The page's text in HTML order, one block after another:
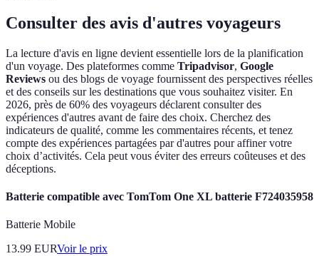
Consulter des avis d'autres voyageurs
La lecture d'avis en ligne devient essentielle lors de la planification
d'un voyage. Des plateformes comme Tripadvisor, Google
Reviews ou des blogs de voyage fournissent des perspectives réelles
et des conseils sur les destinations que vous souhaitez visiter. En
2026, près de 60% des voyageurs déclarent consulter des
expériences d'autres avant de faire des choix. Cherchez des
indicateurs de qualité, comme les commentaires récents, et tenez
compte des expériences partagées par d'autres pour affiner votre
choix d’activités. Cela peut vous éviter des erreurs coûteuses et des
déceptions.
Batterie compatible avec TomTom One XL batterie F724035958
Batterie Mobile
13.99 EURVoir le prix